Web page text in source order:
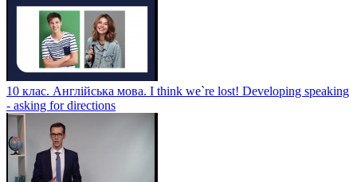
10 клас. Англійська мова. I think we`re lost! Developing speaking
- asking for directions